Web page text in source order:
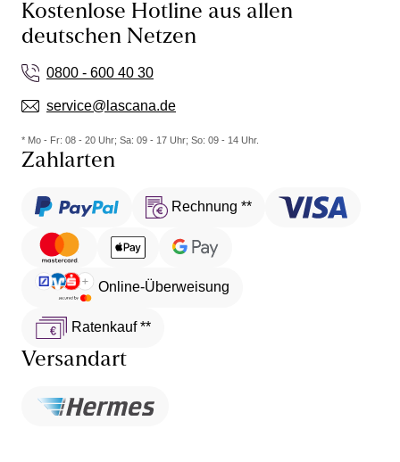
Kostenlose Hotline aus allen
deutschen Netzen
0800 - 600 40 30
service@lascana.de
* Mo - Fr: 08 - 20 Uhr; Sa: 09 - 17 Uhr; So: 09 - 14 Uhr.
Zahlarten
Rechnung **
Online-Überweisung
Ratenkauf **
Versandart